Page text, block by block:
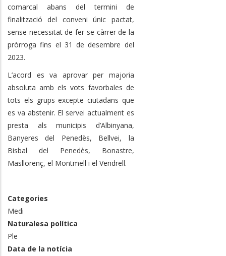
comarcal abans del termini de
finalització del conveni únic pactat,
sense necessitat de fer-se càrrer de la
pròrroga fins el 31 de desembre del
2023.
L’acord es va aprovar per majoria
absoluta amb els vots favorbales de
tots els grups excepte ciutadans que
es va abstenir. El servei actualment es
presta als municipis d’Albinyana,
Banyeres del Penedès, Bellvei, la
Bisbal del Penedès, Bonastre,
Masllorenç, el Montmell i el Vendrell.
Categories
Medi
Naturalesa política
Ple
Data de la notícia